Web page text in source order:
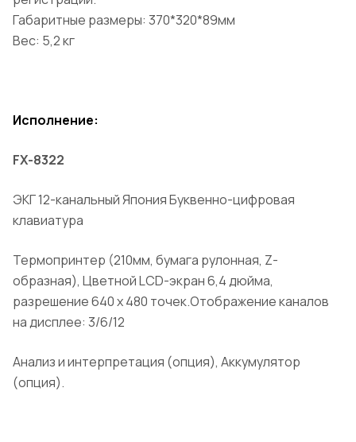
Габаритные размеры: 370*320*89мм
Вес: 5,2 кг
Исполнение:
FX-8322
ЭКГ 12-канальный Япония Буквенно-цифровая
клавиатура
Термопринтер (210мм, бумага рулонная, Z-
образная), Цветной LCD-экран 6,4 дюйма,
разрешение 640 х 480 точек.Отображение каналов
на дисплее: 3/6/12
Анализ и интерпретация (опция), Аккумулятор
(опция).